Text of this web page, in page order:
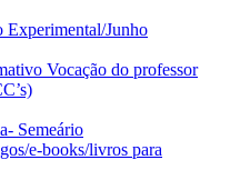
Experimental/Junho
Vocação do professor
Semeário
e-books/livros para